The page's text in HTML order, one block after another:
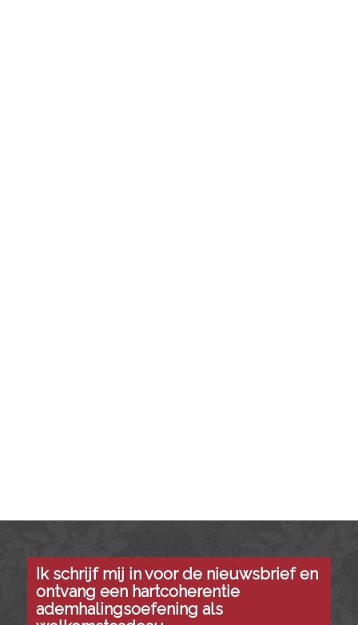
Ik schrijf mij in voor de nieuwsbrief en
ontvang een hartcoherentie
ademhalingsoefening als